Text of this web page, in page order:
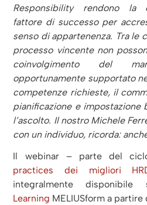
Responsibility rendono la
fattore di successo per
senso di appartenenza. Tra le
processo vincente non
coinvolgimento del
opportunamente supportato
competenze richieste, il
pianificazione e impostazione
l’ascolto. Il nostro Michele
con un individuo, ricorda:
Il webinar – parte del
practices dei migliori
integralmente
Learning MELIUSform a partire